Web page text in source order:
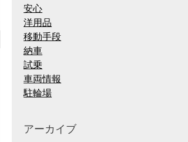
安心
洋用品
移動手段
納車
試乗
車両情報
駐輪場
アーカイブ